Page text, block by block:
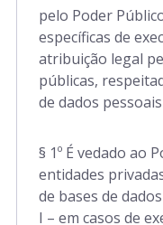
pelo Poder
específicas de
atribuição legal
públicas,
de dados
§ 1º É vedado ao
entidades
de bases de
I – em casos de